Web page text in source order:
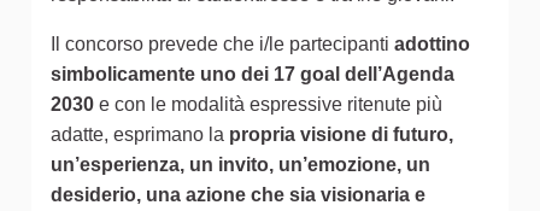
Il concorso prevede che i/le partecipanti adottino
simbolicamente uno dei 17 goal dell’Agenda
2030 e con le modalità espressive ritenute più
adatte, esprimano la propria visione di futuro,
un’esperienza, un invito, un’emozione, un
desiderio, una azione che sia visionaria e